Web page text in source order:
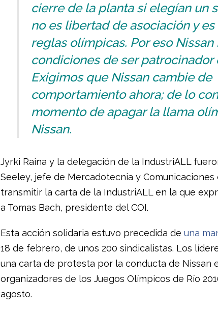
cierre de la planta si elegían un
no es libertad de asociación y
reglas olímpicas. Por eso Nissan
condiciones de ser patrocinador
Exigimos que Nissan cambie de
comportamiento ahora; de lo
momento de apagar la llama
Nissan.
Jyrki Raina y la delegación de la IndustriALL
Seeley, jefe de Mercadotecnia y Comunicaciones
transmitir la carta de la IndustriALL en la que
a Tomas Bach, presidente del COI.
Esta acción solidaria estuvo precedida de una
18 de febrero, de unos 200 sindicalistas. Los
una carta de protesta por la conducta de Nissan
organizadores de los Juegos Olímpicos de Río
agosto.